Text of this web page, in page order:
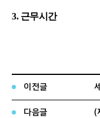
3. 근무시간
5. 계약기간 :
1년 (채
연장가능)
이전글
다음글 (